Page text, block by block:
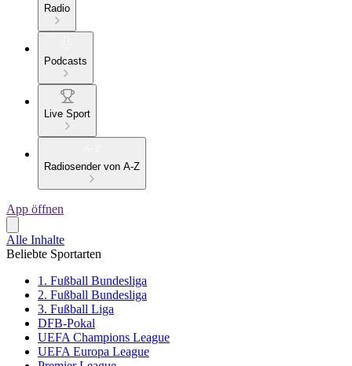
Radio
Podcasts
Live Sport
Radiosender von A-Z
App öffnen
Alle Inhalte
Beliebte Sportarten
1. Fußball Bundesliga
2. Fußball Bundesliga
3. Fußball Liga
DFB-Pokal
UEFA Champions League
UEFA Europa League